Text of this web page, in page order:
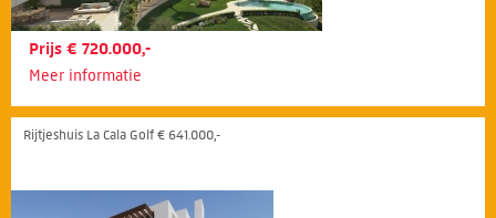
Prijs € 720.000,-
Meer informatie
Rijtjeshuis La Cala Golf € 641.000,-